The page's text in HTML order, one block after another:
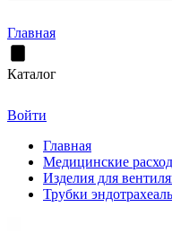
Главная
Каталог
Войти
Главная
Медицинские
Изделия для
Трубки